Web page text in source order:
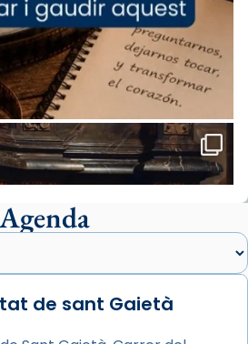
el cardenal Joan
presidit la missa i l’ha
auxiliar de Barcelona,
de Barcelona
Juliana i
i màrtirs.
de sant Cugat, a
Agenda
de sant Gaietà